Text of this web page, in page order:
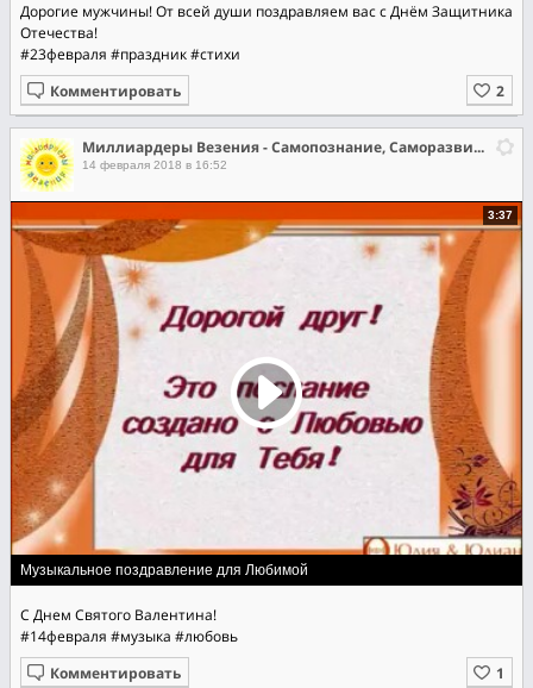
Дорогие мужчины! От всей души поздравляем вас с Днём Защитника
Отечества!
#23февраля #праздник#стихи
Комментировать
Миллиардеры Везения - Самопознание, Саморазвитие, Самореализация
14 февраля 2018 в 16:52
3:37
Музыкальное поздравление для Любимой
С Днем Святого Валентина!
#14февраля #музыка #любовь
Комментировать